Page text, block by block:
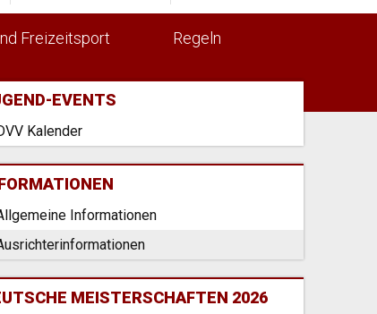
Freizeitsport Regeln
EVENTS
Kalender
Informationen
MEISTERSCHAFTEN 2026